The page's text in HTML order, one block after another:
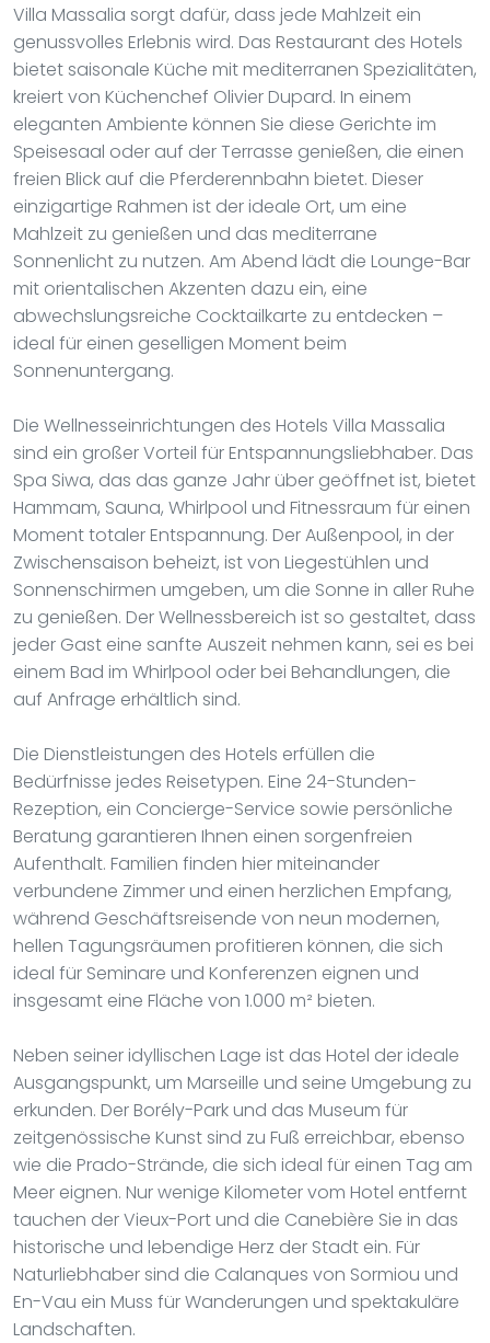
Villa Massalia sorgt dafür, dass jede Mahlzeit ein
genussvolles Erlebnis wird. Das Restaurant des Hotels
bietet saisonale Küche mit mediterranen Spezialitäten,
kreiert von Küchenchef Olivier Dupard. In einem
eleganten Ambiente können Sie diese Gerichte im
Speisesaal oder auf der Terrasse genießen, die einen
freien Blick auf die Pferderennbahn bietet. Dieser
einzigartige Rahmen ist der ideale Ort, um eine
Mahlzeit zu genießen und das mediterrane
Sonnenlicht zu nutzen. Am Abend lädt die Lounge-Bar
mit orientalischen Akzenten dazu ein, eine
abwechslungsreiche Cocktailkarte zu entdecken –
ideal für einen geselligen Moment beim
Sonnenuntergang.
Die Wellnesseinrichtungen des Hotels Villa Massalia
sind ein großer Vorteil für Entspannungsliebhaber. Das
Spa Siwa, das das ganze Jahr über geöffnet ist, bietet
Hammam, Sauna, Whirlpool und Fitnessraum für einen
Moment totaler Entspannung. Der Außenpool, in der
Zwischensaison beheizt, ist von Liegestühlen und
Sonnenschirmen umgeben, um die Sonne in aller Ruhe
zu genießen. Der Wellnessbereich ist so gestaltet, dass
jeder Gast eine sanfte Auszeit nehmen kann, sei es bei
einem Bad im Whirlpool oder bei Behandlungen, die
auf Anfrage erhältlich sind.
Die Dienstleistungen des Hotels erfüllen die
Bedürfnisse jedes Reisetypen. Eine 24-Stunden-
Rezeption, ein Concierge-Service sowie persönliche
Beratung garantieren Ihnen einen sorgenfreien
Aufenthalt. Familien finden hier miteinander
verbundene Zimmer und einen herzlichen Empfang,
während Geschäftsreisende von neun modernen,
hellen Tagungsräumen profitieren können, die sich
ideal für Seminare und Konferenzen eignen und
insgesamt eine Fläche von 1.000 m² bieten.
Neben seiner idyllischen Lage ist das Hotel der ideale
Ausgangspunkt, um Marseille und seine Umgebung zu
erkunden. Der Borély-Park und das Museum für
zeitgenössische Kunst sind zu Fuß erreichbar, ebenso
wie die Prado-Strände, die sich ideal für einen Tag am
Meer eignen. Nur wenige Kilometer vom Hotel entfernt
tauchen der Vieux-Port und die Canebière Sie in das
historische und lebendige Herz der Stadt ein. Für
Naturliebhaber sind die Calanques von Sormiou und
En-Vau ein Muss für Wanderungen und spektakuläre
Landschaften.